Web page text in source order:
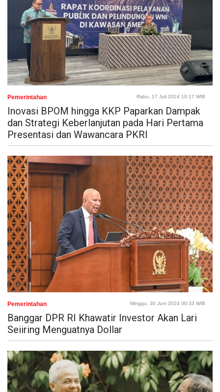
Pemerintahan Rabu, 17 Juli 2024 10:17 WIB
Inovasi BPOM hingga KKP Paparkan Dampak
dan Strategi Keberlanjutan pada Hari Pertama
Presentasi dan Wawancara PKRI
Pemerintahan Minggu, 30 Juni 2024 00:33 WIB
Banggar DPR RI Khawatir Investor Akan Lari
Seiiring Menguatnya Dollar